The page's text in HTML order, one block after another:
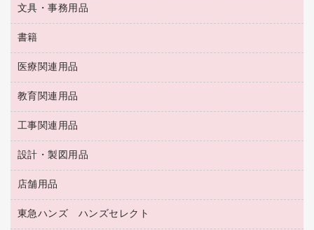
ダストボックス
タオル・アメニティ用品
スリッパ・サンダル・シューズ
スポーツ・レジャー用品
ゴミ袋
キッチン用品
食品添加物製品
典礼用品
帳簿
額縁
各種用紙
ルーズリーフ
背幅が伸びるファイル
統一伝票用ファイル
収納保存用品
レターファイル
リングファイル
プレゼン用ファイル
ファイルボックス
万年筆
筆ペン
消しゴム
修正液・修正ペン
修正テープ
鉛筆
マーキングペン（油性）
マーキングペン（水性）
文具・事務用品
輪ゴム
両面テープ
名札
保管・整理用品
壁面／足元収納
備品／小物ケース
透明テープ 事務用
電話台
書籍
パソコンソフト
医療関連用品
保健用品
使い捨て手袋
感染症対策用品
介護用品
医療関連用品
教育関連用品
教育関連用品
工事関連用品
工事関連用品
屋外用品
設計・製図用品
設計・製図用品
店舗用品
店舗運営用品
東急ハンズ ハンズセレクト